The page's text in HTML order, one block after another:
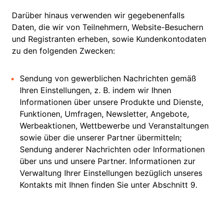
Darüber hinaus verwenden wir gegebenenfalls
Daten, die wir von Teilnehmern, Website-Besuchern
und Registranten erheben, sowie Kundenkontodaten
zu den folgenden Zwecken:
Sendung von gewerblichen Nachrichten gemäß
Ihren Einstellungen, z. B. indem wir Ihnen
Informationen über unsere Produkte und Dienste,
Funktionen, Umfragen, Newsletter, Angebote,
Werbeaktionen, Wettbewerbe und Veranstaltungen
sowie über die unserer Partner übermitteln;
Sendung anderer Nachrichten oder Informationen
über uns und unsere Partner. Informationen zur
Verwaltung Ihrer Einstellungen bezüglich unseres
Kontakts mit Ihnen finden Sie unter Abschnitt 9.